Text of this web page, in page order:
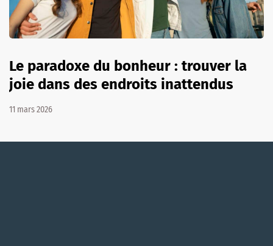
Le paradoxe du bonheur : trouver la
joie dans des endroits inattendus
11 mars 2026